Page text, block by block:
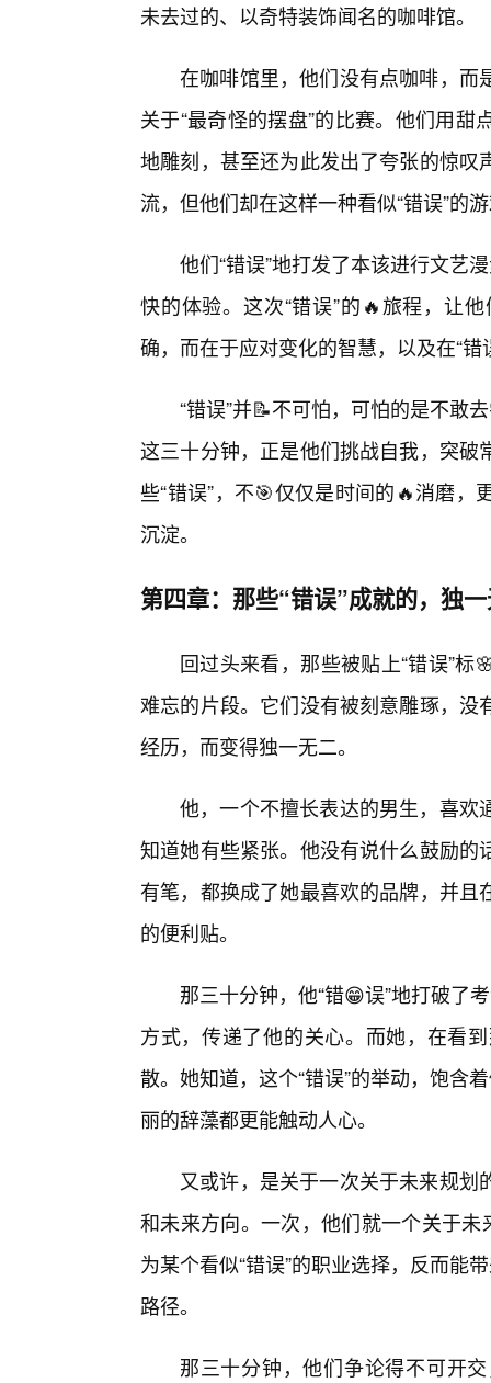
未去过的、以奇特装饰闻名的咖啡馆。
在咖啡馆里，他们没有点咖啡，而
关于“最奇怪的摆盘”的比赛。他们用
地雕刻，甚至还为此发出了夸张的惊
流，但他们却在这样一种看似“错误”的
他们“错误”地打发了本该进行文艺
快的体验。这次“错误”的🔥旅程，让
确，而在于应对变化的智慧，以及在“错
“错误”并📝不可怕，可怕的是不敢
这三十分钟，正是他们挑战自我，突
些“错误”，不🎯仅仅是时间的🔥消磨
沉淀。
第四章：那些“错误”成就的，独
回过头来看，那些被贴上“错误”
难忘的片段。它们没有被刻意雕琢，
经历，而变得独一无二。
他，一个不擅长表达的男生，喜欢
知道她有些紧张。他没有说什么鼓励
有笔，都换成了她最喜欢的品牌，并
的便利贴。
那三十分钟，他“错😁误”地打破了
方式，传递了他的关心。而她，在看
散。她知道，这个“错误”的举动，饱含
丽的辞藻都更能触动人心。
又或许，是关于一次关于未来规
和未来方向。一次，他们就一个关于
为某个看似“错误”的职业选择，反而能
路径。
那三十分钟，他们争论得不可开